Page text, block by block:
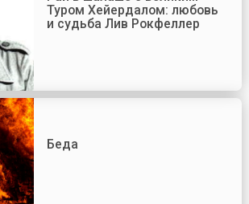
Туром Хейердалом: любовь
и судьба Лив Рокфеллер
Беда